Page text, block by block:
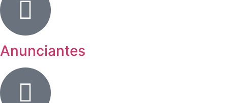
Anunciantes